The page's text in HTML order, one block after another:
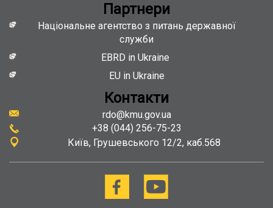
Партнери
Національне агентство з питань державної
служби
EBRD in Ukraine
EU in Ukraine
Контакти
rdo@kmu.gov.ua
+38 (044) 256-75-23
Київ Грушевського 12/2, каб.568